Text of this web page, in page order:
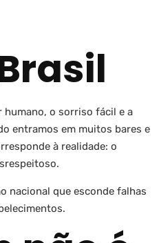
humano, o sorriso fácil e a
entramos em muitos bares e
à realidade: o
nacional que esconde falhas